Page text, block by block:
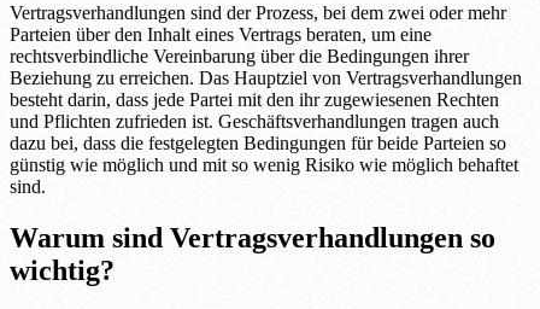
Vertragsverhandlungen sind der Prozess, bei dem zwei oder mehr
Parteien über den Inhalt eines Vertrags beraten, um eine
rechtsverbindliche Vereinbarung über die Bedingungen ihrer
Beziehung zu erreichen. Das Hauptziel von Vertragsverhandlungen
besteht darin, dass jede Partei mit den ihr zugewiesenen Rechten
und Pflichten zufrieden ist. Geschäftsverhandlungen tragen auch
dazu bei, dass die festgelegten Bedingungen für beide Parteien so
günstig wie möglich und mit so wenig Risiko wie möglich behaftet
sind.
Warum sind Vertragsverhandlungen so
wichtig?